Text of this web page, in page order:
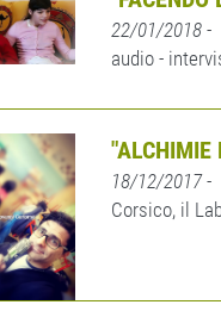
22/01/2018-
audio -
"ALCHIMIE
18/12/2017-
Corsico, il